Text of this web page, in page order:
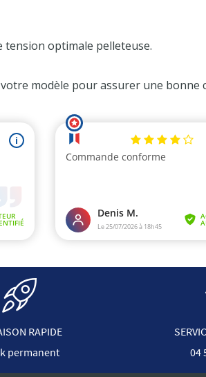
optimale pelleteuse.
modèle pour assurer une bonne
RAPIDE
permanent
04